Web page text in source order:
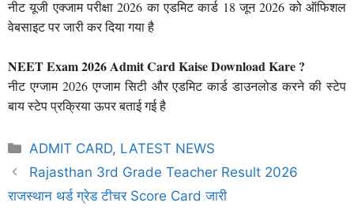
नीट यूजी एक्जाम परीक्षा 2026 का एडमिट कार्ड 18 जून 2026 को ऑफिशल
वेबसाइट पर जारी कर दिया गया है
NEET Exam 2026 Admit Card Kaise Download Kare ?
नीट एग्जाम 2026 एग्जाम सिटी और एडमिट कार्ड डाउनलोड करने की स्टेप
बाय स्टेप प्रक्रिया ऊपर बताई गई है
Categories
ADMIT CARD, LATEST NEWS
Rajasthan 3rd Grade Teacher Result 2026
राजस्थान थर्ड ग्रेड टीचर Score Card जारी